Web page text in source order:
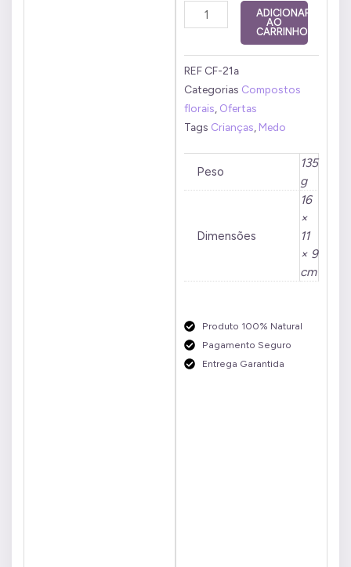
Composto
Floral
Noturno
50
ml
quantidade
ADICIONAR
AO
CARRINHO
REF CF-21a
Categorias Compostos
florais Ofertas
Tags Crianças Medo
Peso
135
g
Dimensões
16
×
11
× 9
cm
Produto 100% Natural
Pagamento Seguro
Entrega Garantida